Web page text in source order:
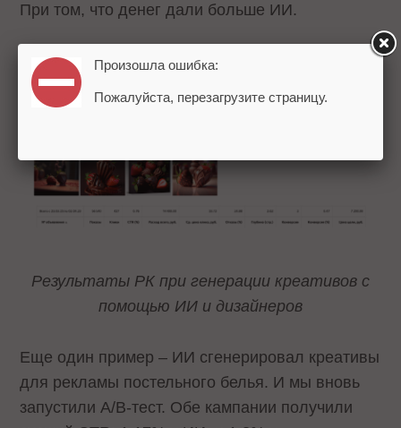
При том, что денег дали больше ИИ.
Результаты РК при генерации креативов с
помощью ИИ и дизайнеров
Еще один пример – ИИ сгенерировал креативы
для рекламы постельного белья. И мы вновь
запустили A/B-тест. Обе кампании получили
Произошла ошибка:
Пожалуйста, перезагрузите страницу.